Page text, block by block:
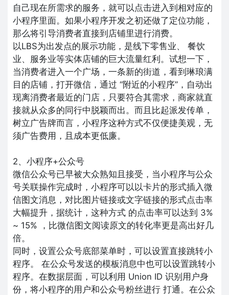
自己现在所需求的服务，就可以点击进入到相对应的
小程序里面。如果小程序开发之初还做了定位功能，
那么将引导消费者直接到店铺里进行消费。
以LBS为出发点的展示功能，是线下零售业、 餐饮
业、服务业等实体店铺的巨大流量红利。试想一下，
当消费者进入一个广场，一条新的街道，看到琳琅满
目的店铺，打开微信，通过 “附近的小程序”，自动出
现离消费者最近的门店，只要符合其需求，商家就直
接就从众多的同行中脱颖而出。而且比起派发传单，
树立广告牌而言，小程序这种方式不仅便捷美观，无
须广告费用，且成本更低廉。
2、小程序+公众号
微信公众号已早被大众熟知且接受，当小程序与公众
号关联操作完成时，小程序可以以卡片的形式插入微
信图文消息，对比图片链接或文字链接的形式点击率
大幅提升，据统计，这种方式 的点击率可以达到 3%
~ 15% ，比微信图文阅读原文的转化率更是高出好几
倍。
同时，设置公众号底部菜单时，可以设置直接跳转小
程序。 在公众号发送的模板消息中也可以设置跳转小
程序。在数据层面，可以利用 Union ID 识别用户身
份，将小程序的用户和公众号粉丝进行 打通。在公众